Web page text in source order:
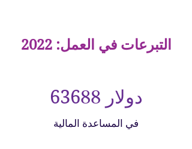
التبرعات في العمل: 2022
63688 دولار
في المساعدة المالية